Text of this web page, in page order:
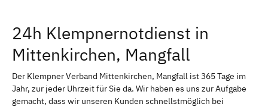
24h Klempnernotdienst in
Mittenkirchen, Mangfall
Der Klempner Verband Mittenkirchen, Mangfall ist 365 Tage im
Jahr, zur jeder Uhrzeit für Sie da. Wir haben es uns zur Aufgabe
gemacht, dass wir unseren Kunden schnellstmöglich bei